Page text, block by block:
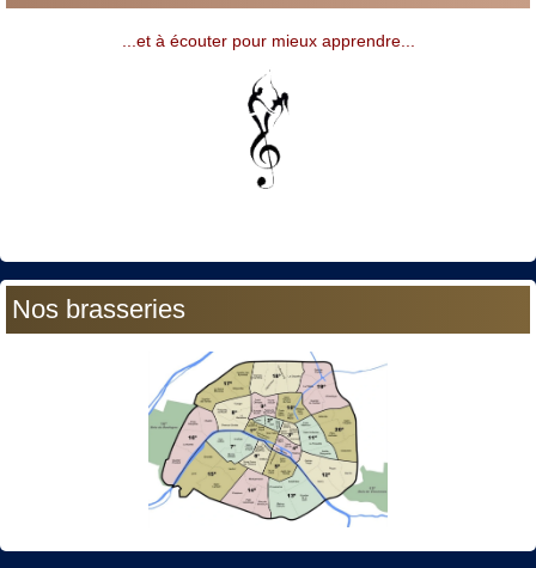
...et à écouter pour mieux apprendre...
Nos brasseries